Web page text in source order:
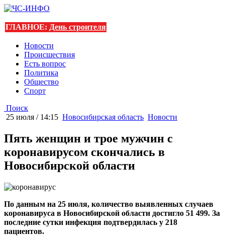
ГЛАВНОЕ: День строителя
Новости
Происшествия
Есть вопрос
Политика
Общество
Спорт
Поиск
25 июля / 14:15 Новосибирская область Новости
Пять женщин и трое мужчин с
коронавирусом скончались в
Новосибирской области
По данным на 25 июля, количество выявленных случаев
коронавируса в Новосибирской области достигло 51 499. За
последние сутки инфекция подтвердилась у 218
пациентов.